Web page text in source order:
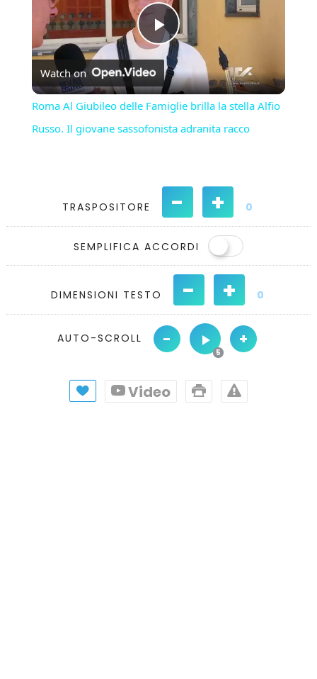
Play
Video
Watch on
Roma Al Giubileo delle Famiglie brilla la stella Alfio
Russo. Il giovane sassofonista adranita racco
TRASPOSITORE - + 0
SEMPLIFICA ACCORDI
DIMENSIONI TESTO - + 0
AUTO-SCROLL - +
Video